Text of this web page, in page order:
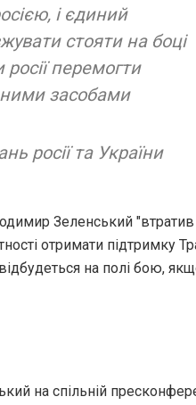
і єдиний
стояти на боці
перемогти
засобами
росії та України
Зеленський
отримати підтримку
на полі бою,
на спільній